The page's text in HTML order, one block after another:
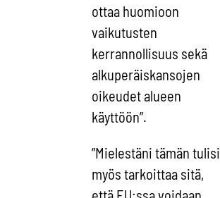
ottaa huomioon
vaikutusten
kerrannollisuus sekä
alkuperäiskansojen
oikeudet alueen
käyttöön”.
”Mielestäni tämän tulisi
myös tarkoittaa sitä,